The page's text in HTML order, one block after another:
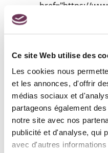
Ce site Web utilise des
Les cookies nous
et les annonces, d'offrir
médias sociaux et
partageons également
notre site avec nos
publicité et d'analyse, qui
avec d'autres
href="https://
et-citoyennete/
Attestation de
détérioration,
certificat ou
De 18 à 24 ans
Si vous avez fait le
href="https://
et-citoyennete/
citoyen</a>, mais